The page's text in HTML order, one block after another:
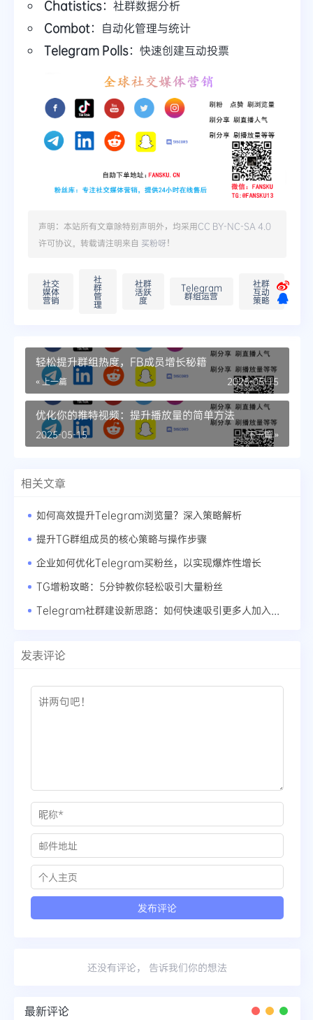
Chatistics：社群数据分析
Combot：自动化管理与统计
Telegram Polls：快速创建互动投票
声明：本站所有文章除特别声明外，均采用CC BY-NC-SA 4.0
许可协议。转载请注明来自 买粉呀！
社交
媒体
营销
社
群
管
理
社群
活跃
度
Telegram
群组运营
社群
互动
策略
轻松提升群组热度，FB成员增长秘籍
« 上一篇 2025-05-15
优化你的推特视频：提升播放量的简单方法
下一篇 »
2025-05-15
相关文章
如何高效提升Telegram浏览量？深入策略解析
提升TG群组成员的核心策略与操作步骤
企业如何优化Telegram买粉丝，以实现爆炸性增长
TG增粉攻略：5分钟教你轻松吸引大量粉丝
发表评论
还没有评论， 告诉我们你的想法
最新评论